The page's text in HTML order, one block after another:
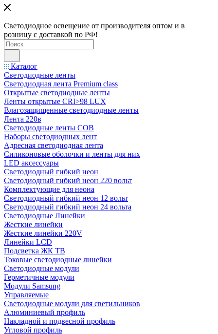
Светодиодное освещение от производителя оптом и в
розницу с доставкой по РФ!
Каталог
Светодиодные ленты
Светодиодная лента Premium class
Открытые светодиодные ленты
Ленты открытые CRI>98 LUX
Влагозащищенные светодиодные ленты
Лента 220в
Светодиодные ленты COB
Наборы светодиодных лент
Адресная светодиодная лента
Силиконовые оболочки и ленты для них
LED аксессуары
Светодиодный гибкий неон
Светодиодный гибкий неон 220 вольт
Комплектующие для неона
Светодиодный гибкий неон 12 вольт
Светодиодный гибкий неон 24 вольта
Светодиодные Линейки
Жесткие линейки
Жесткие линейки 220V
Линейки LCD
Подсветка ЖК ТВ
Токовые светодиодные линейки
Светодиодные модули
Герметичные модули
Модули Samsung
Управляемые
Светодиодные модули для светильников
Алюминиевый профиль
Накладной и подвесной профиль
Угловой профиль